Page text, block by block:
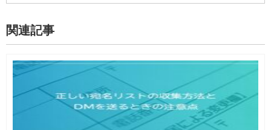
関連記事